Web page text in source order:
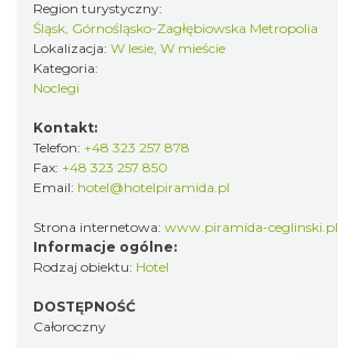
Region turystyczny:
Śląsk, Górnośląsko-Zagłębiowska Metropolia
Lokalizacja: W lesie, W mieście
Kategoria:
Noclegi
Kontakt:
Telefon: +48 323 257 878
Fax: +48 323 257 850
Email: hotel@hotelpiramida.pl
Strona internetowa: www.piramida-ceglinski.pl
Informacje ogólne:
Rodzaj obiektu: Hotel
DOSTĘPNOŚĆ
Całoroczny